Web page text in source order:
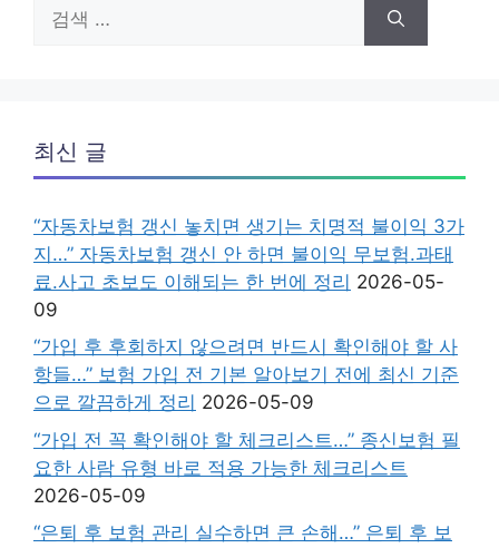
색:
최신 글
“자동차보험 갱신 놓치면 생기는 치명적 불이익 3가
지…” 자동차보험 갱신 안 하면 불이익 무보험.과태
료.사고 초보도 이해되는 한 번에 정리 2026-05-
09
“가입 후 후회하지 않으려면 반드시 확인해야 할 사
항들…” 보험 가입 전 기본 알아보기 전에 최신 기준
으로 깔끔하게 정리 2026-05-09
“가입 전 꼭 확인해야 할 체크리스트…” 종신보험 필
요한 사람 유형 바로 적용 가능한 체크리스트
2026-05-09
“은퇴 후 보험 관리 실수하면 큰 손해…” 은퇴 후 보